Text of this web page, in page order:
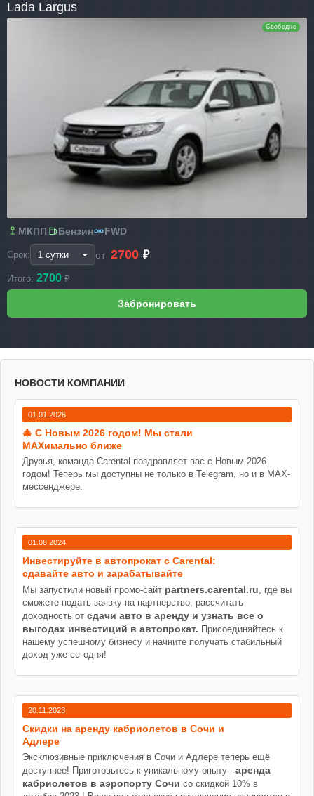
Lada Largus
Свободно
МКПП Бензин FWD
Срок: от 2700 ₽
Итого: 2700 ₽
НОВОСТИ КОМПАНИИ
01.01.2026
🎄 С Новым 2026 годом! Мы стали
MAXимально ближе
Друзья, команда Carental поздравляет вас с Новым 2026
годом! Теперь мы доступны не только в Telegram, но и в MAX-
мессенджере.
01.08.2024
Инвестируйте в автопрокат с Carental:
сдавайте авто и зарабатывайте
Мы запустили новый промо-сайт partners.carental.ru , где вы
сможете подать заявку на партнерство, рассчитать
доходность от сдачи авто в аренду и узнать все о
выгодах инвестиций в автопрокат. Присоединяйтесь к
нашему успешному бизнесу и начните получать стабильный
доход уже сегодня!
20.11.2023
Cкидки на аренду кабриолетов в Сочи и
Адлере
Эксклюзивные приключения в Сочи и Адлере теперь ещё
доступнее! Приготовьтесь к уникальному опыту - аренда
кабриолетов в аэропорту Сочи со скидкой 10% в